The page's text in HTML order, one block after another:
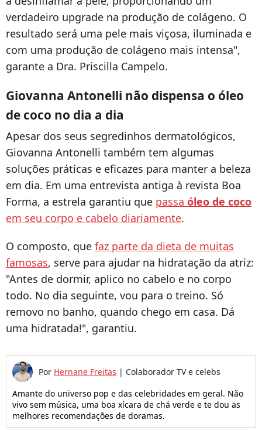
verdadeiro upgrade na produção de colágeno. O
resultado será uma pele mais viçosa, iluminada e
com uma produção de colágeno mais intensa",
garante a Dra. Priscilla Campelo.
Giovanna Antonelli não dispensa o óleo
de coco no dia a dia
Apesar dos seus segredinhos dermatológicos,
Giovanna Antonelli também tem algumas
soluções práticas e eficazes para manter a beleza
em dia. Em uma entrevista antiga à revista Boa
Forma, a estrela garantiu que passa óleo de coco
em seu corpo e cabelo diariamente.
O composto, que faz parte da dieta de muitas
famosas, serve para ajudar na hidratação da atriz:
"Antes de dormir, aplico no cabelo e no corpo
todo. No dia seguinte, vou para o treino. Só
removo no banho, quando chego em casa. Dá
uma hidratada!", garantiu.
Por Hernane Freitas | Colaborador TV e celebs
Amante do universo pop e das celebridades em geral. Não
vivo sem música, uma boa xícara de chá verde e te dou as
melhores recomendações de doramas.